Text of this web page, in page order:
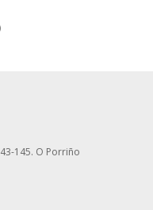
145. O Porriño